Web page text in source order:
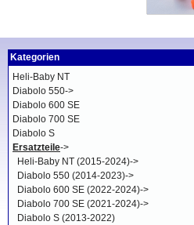
Kategorien
Heli-Baby NT
Diabolo 550->
Diabolo 600 SE
Diabolo 700 SE
Diabolo S
Ersatzteile->
Heli-Baby NT (2015-2024)->
Diabolo 550 (2014-2023)->
Diabolo 600 SE (2022-2024)->
Diabolo 700 SE (2021-2024)->
Diabolo S (2013-2022)